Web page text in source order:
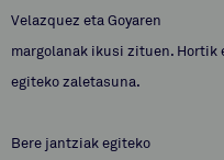
Velazquez eta Goyaren
margolanak ikusi zituen.
egiteko zaletasuna.
Bere jantziak egiteko